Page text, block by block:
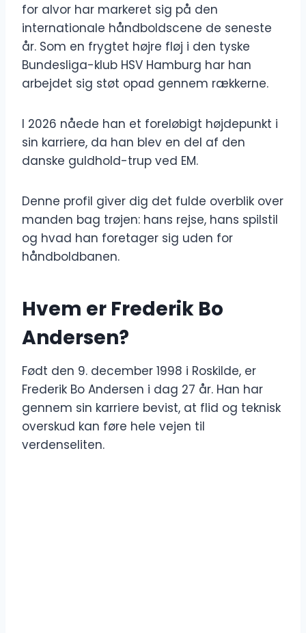
for alvor har markeret sig på den
internationale håndboldscene de seneste
år. Som en frygtet højre fløj i den tyske
Bundesliga-klub HSV Hamburg har han
arbejdet sig støt opad gennem rækkerne.
I 2026 nåede han et foreløbigt højdepunkt i
sin karriere, da han blev en del af den
danske guldhold-trup ved EM.
Denne profil giver dig det fulde overblik over
manden bag trøjen: hans rejse, hans spilstil
og hvad han foretager sig uden for
håndboldbanen.
Hvem er Frederik Bo
Andersen?
Født den 9. december 1998 i Roskilde, er
Frederik Bo Andersen i dag 27 år. Han har
gennem sin karriere bevist, at flid og teknisk
overskud kan føre hele vejen til
verdenseliten.